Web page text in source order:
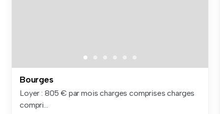
Bourges
Loyer : 805 € par mois charges comprises charges
compri...